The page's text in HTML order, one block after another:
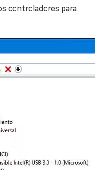
controladores para